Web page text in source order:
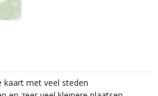
kaart met veel steden